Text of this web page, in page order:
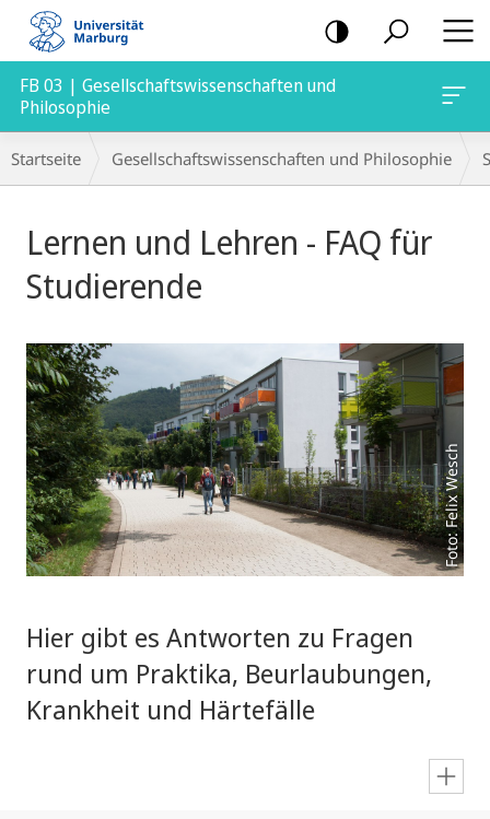
Mobile-
Navigation
FB 03 | Gesellschaftswissenschaften und
Philosophie
Breadcrumb-
Navigation
Startseite Gesellschaftswissenschaften und Philosophie
Lernen und Lehren - FAQ für
Studierende
Foto: Felix Wesch
Hier gibt es Antworten zu Fragen
rund um Praktika, Beurlaubungen,
Krankheit und Härtefälle